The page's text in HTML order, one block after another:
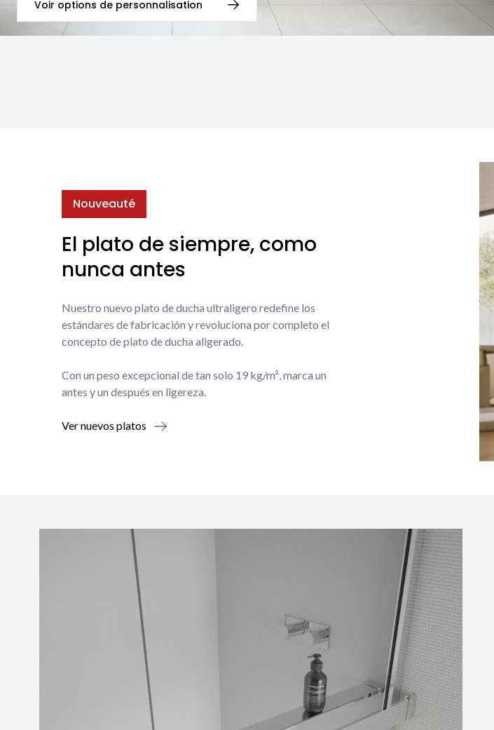
Voir options de personnalisation
Nouveauté
El plato de siempre, como
nunca antes
Nuestro nuevo plato de ducha ultraligero redefine los
estándares de fabricación y revoluciona por completo el
concepto de plato de ducha aligerado.
Con un peso excepcional de tan solo 19 kg/m², marca un
antes y un después en ligereza.
Ver nuevos platos